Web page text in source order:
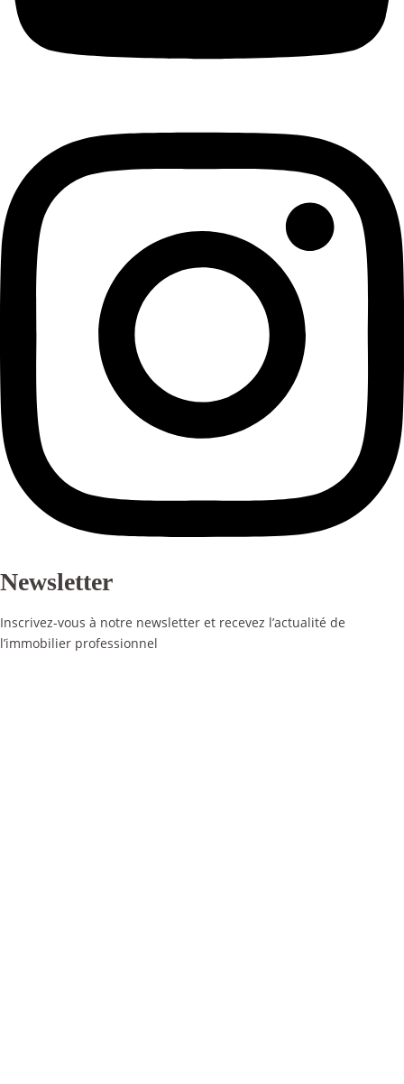
Newsletter
Inscrivez-vous à notre newsletter et recevez l’actualité de
l’immobilier professionnel